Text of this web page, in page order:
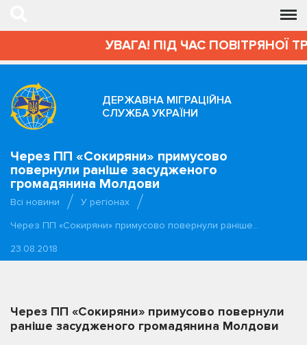
УВАГА! ПІД ЧАС ПОВІТРЯНОЇ
ДЕРЖАВНА МІГРАЦІЙНА
СЛУЖБА УКРАЇНИ
Через ПП «Сокиряни» примусово
повернули раніше засудженого
громадянина Молдови
Всі новини
У регіонах
Через ПП «Сокиряни» примусово повернули раніше…
23.08.2018
Через ПП «Сокиряни» примусово повернули
раніше засудженого громадянина Молдови